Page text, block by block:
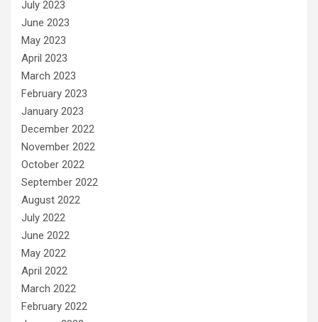
July 2023
June 2023
May 2023
April 2023
March 2023
February 2023
January 2023
December 2022
November 2022
October 2022
September 2022
August 2022
July 2022
June 2022
May 2022
April 2022
March 2022
February 2022